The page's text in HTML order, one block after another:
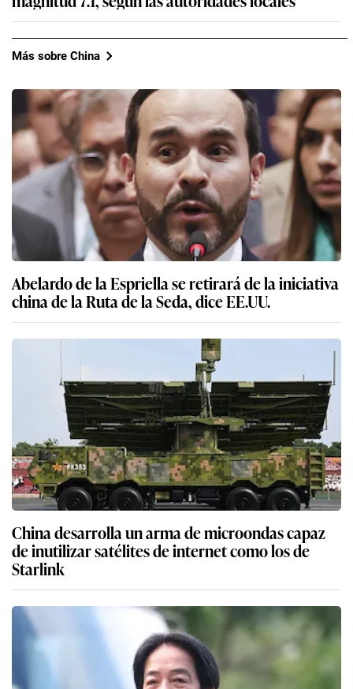
Más sobre China
Abelardo de la Espriella se retirará de la iniciativa
china de la Ruta de la Seda, dice EE.UU.
China desarrolla un arma de microondas capaz
de inutilizar satélites de internet como los de
Starlink